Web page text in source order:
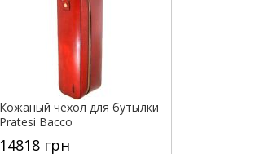
Кожаный чехол для бутылки
Pratesi Bacco
14818 грн